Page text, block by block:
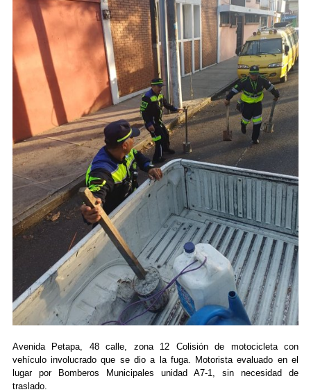
Avenida Petapa, 48 calle, zona 12 Colisión de motocicleta con
vehículo involucrado que se dio a la fuga. Motorista evaluado en el
lugar por Bomberos Municipales unidad A7-1, sin necesidad de
traslado.